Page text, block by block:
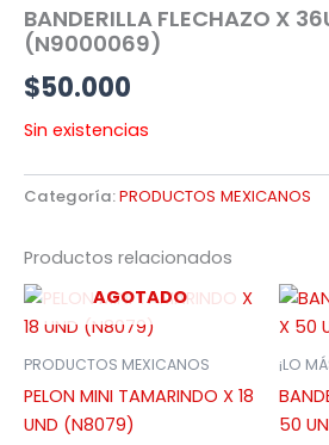
BANDERILLA FLECHAZO X
(N9000069)
$50.000
Sin existencias
Categoría:PRODUCTOS MEXICANOS
Productos relacionados
AGOTADO
PRODUCTOS MEXICANOS
PELON MINI TAMARINDO X 18
UND (N8079)
¡LO
50